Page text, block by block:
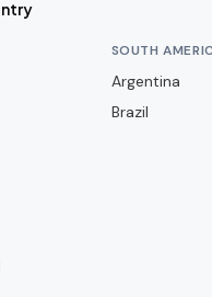
SOUTH
Argentina
Brazil